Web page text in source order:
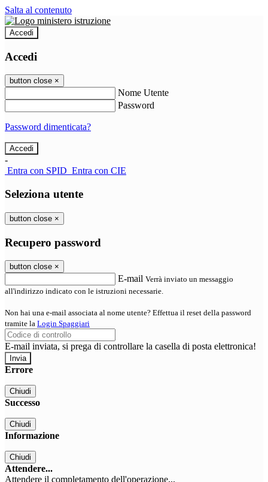
Salta al contenuto
Accedi
Accedi
button close ×
Nome Utente
Password
Password dimenticata?
-
Entra con SPID Entra con CIE
Seleziona utente
button close ×
Recupero password
button close ×
E-mail Verrà inviato un messaggio
all'indirizzo indicato con le istruzioni necessarie.
Non hai una e-mail associata al nome utente? Effettua il reset della password
tramite la Login Spaggiari
E-mail inviata, si prega di controllare la casella di posta elettronica!
Errore
Chiudi
Successo
Chiudi
Informazione
Chiudi
Attendere...
Attendere il completamento dell'operazione...